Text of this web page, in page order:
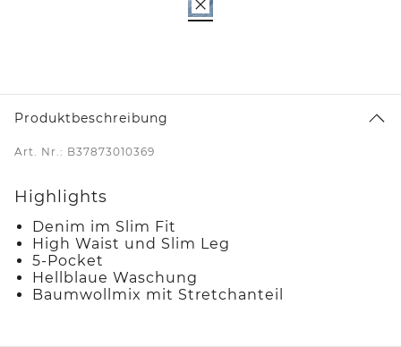
Produktbeschreibung
Art. Nr.: B37873010369
Highlights
Denim im Slim Fit
High Waist und Slim Leg
5-Pocket
Hellblaue Waschung
Baumwollmix mit Stretchanteil